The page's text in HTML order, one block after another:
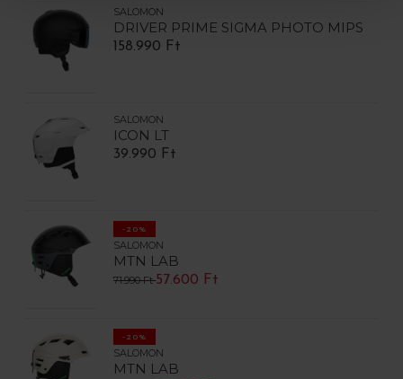
SALOMON
DRIVER PRIME SIGMA PHOTO MIPS
158.990 Ft
SALOMON
ICON LT
39.990 Ft
-20%
SALOMON
MTN LAB
71.990 Ft57.600 Ft
-20%
SALOMON
MTN LAB